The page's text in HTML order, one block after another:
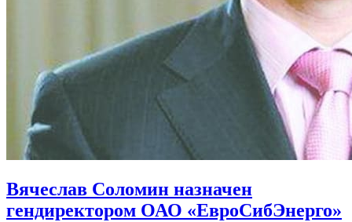
Вячеслав Соломин назначен
гендиректором ОАО «ЕвроСибЭнерго»